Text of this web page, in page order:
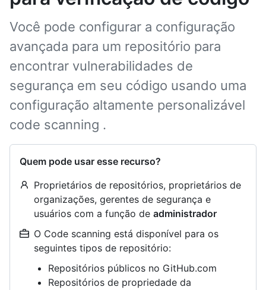
Você pode configurar a configuração
avançada para um repositório para
encontrar vulnerabilidades de
segurança em seu código usando uma
configuração altamente personalizável
code scanning .
Quem pode usar esse recurso?
Proprietários de repositórios, proprietários de
organizações, gerentes de segurança e
usuários com a função de administrador
O Code scanning está disponível para os
seguintes tipos de repositório:
Repositórios públicos no GitHub.com
Repositórios de propriedade da